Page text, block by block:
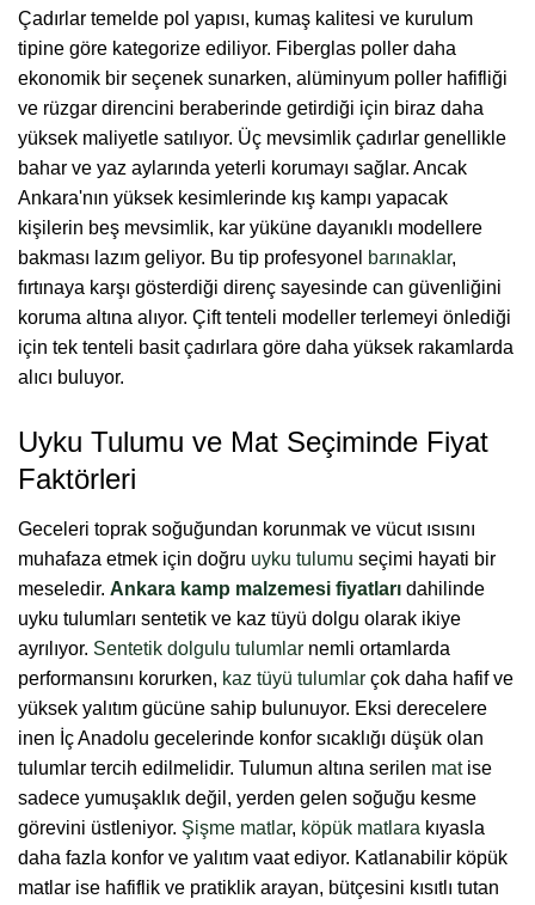
Çadırlar temelde pol yapısı, kumaş kalitesi ve kurulum
tipine göre kategorize ediliyor. Fiberglas poller daha
ekonomik bir seçenek sunarken, alüminyum poller hafifliği
ve rüzgar direncini beraberinde getirdiği için biraz daha
yüksek maliyetle satılıyor. Üç mevsimlik çadırlar genellikle
bahar ve yaz aylarında yeterli korumayı sağlar. Ancak
Ankara'nın yüksek kesimlerinde kış kampı yapacak
kişilerin beş mevsimlik, kar yüküne dayanıklı modellere
bakması lazım geliyor. Bu tip profesyonel barınaklar,
fırtınaya karşı gösterdiği direnç sayesinde can güvenliğini
koruma altına alıyor. Çift tenteli modeller terlemeyi önlediği
için tek tenteli basit çadırlara göre daha yüksek rakamlarda
alıcı buluyor.
Uyku Tulumu ve Mat Seçiminde Fiyat
Faktörleri
Geceleri toprak soğuğundan korunmak ve vücut ısısını
muhafaza etmek için doğru uyku tulumu seçimi hayati bir
meseledir. Ankara kamp malzemesi fiyatları dahilinde
uyku tulumları sentetik ve kaz tüyü dolgu olarak ikiye
ayrılıyor. Sentetik dolgulu tulumlar nemli ortamlarda
performansını korurken, kaz tüyü tulumlar çok daha hafif ve
yüksek yalıtım gücüne sahip bulunuyor. Eksi derecelere
inen İç Anadolu gecelerinde konfor sıcaklığı düşük olan
tulumlar tercih edilmelidir. Tulumun altına serilen matise
sadece yumuşaklık değil, yerden gelen soğuğu kesme
görevini üstleniyor. Şişme matlar, köpük matlara kıyasla
daha fazla konfor ve yalıtım vaat ediyor. Katlanabilir köpük
matlar ise hafiflik ve pratiklik arayan, bütçesini kısıtlı tutan